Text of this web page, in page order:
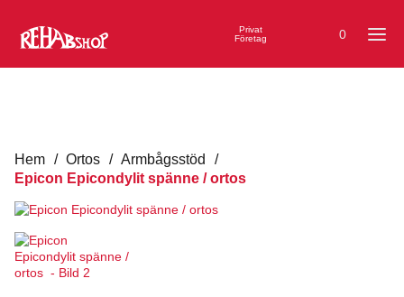
0
Privat
Företag
Hem / Ortos / Armbågsstöd
/
Epicon Epicondylit spänne / ortos